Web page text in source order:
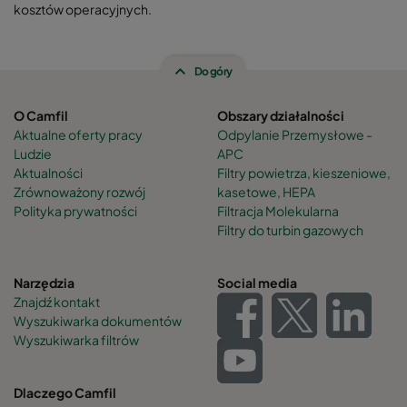
kosztów operacyjnych.
Do góry
O Camfil
Aktualne oferty pracy
Ludzie
Aktualności
Zrównoważony rozwój
Polityka prywatności
Obszary działalności
Odpylanie Przemysłowe -
APC
Filtry powietrza, kieszeniowe,
kasetowe, HEPA
Filtracja Molekularna
Filtry do turbin gazowych
Narzędzia
Znajdź kontakt
Wyszukiwarka dokumentów
Wyszukiwarka filtrów
Social media
Dlaczego Camfil